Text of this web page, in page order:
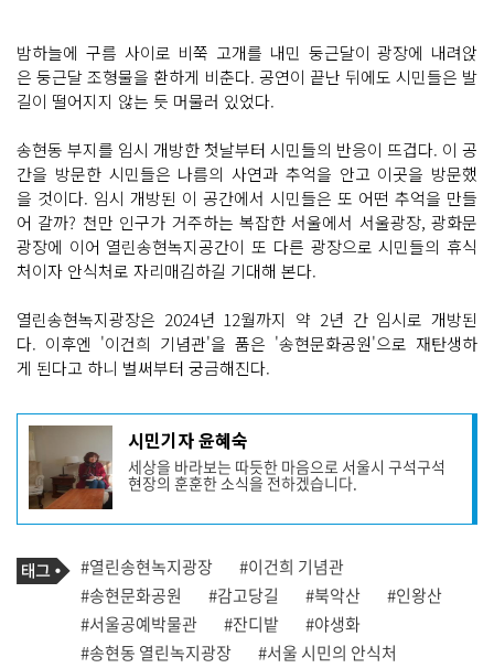
밤하늘에 구름 사이로 비쭉 고개를 내민 둥근달이 광장에 내려앉
은 둥근달 조형물을 환하게 비춘다. 공연이 끝난 뒤에도 시민들은 발
길이 떨어지지 않는 듯 머물러 있었다.
송현동 부지를 임시 개방한 첫날부터 시민들의 반응이 뜨겁다. 이 공
간을 방문한 시민들은 나름의 사연과 추억을 안고 이곳을 방문했
을 것이다. 임시 개방된 이 공간에서 시민들은 또 어떤 추억을 만들
어 갈까? 천만 인구가 거주하는 복잡한 서울에서 서울광장, 광화문
광장에 이어 열린송현녹지공간이 또 다른 광장으로 시민들의 휴식
처이자 안식처로 자리매김하길 기대해 본다.
열린송현녹지광장은 2024년 12월까지 약 2년 간 임시로 개방된
다. 이후엔 '이건희 기념관'을 품은 '송현문화공원'으로 재탄생하
게 된다고 하니 벌써부터 궁금해진다.
기
사
작
성
자
프
필
시민기자 윤혜숙
세상을 바라보는 따듯한 마음으로 서울시 구석구석
현장의 훈훈한 소식을 전하겠습니다.
기
사
관
련
태
그
태
그
#열린송현녹지광장
#이건희 기념관
#송현문화공원
#감고당길 #북악산
#인왕산
#서울공예박물관
#잔디밭
#야생화
#송현동 열린녹지광장
#서울 시민의 안식처